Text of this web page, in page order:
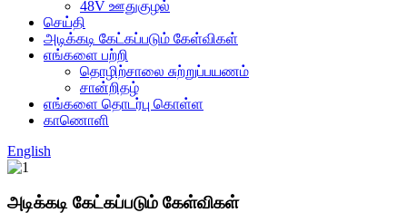
48V ஊதுகுழல்
செய்தி
அடிக்கடி கேட்கப்படும் கேள்விகள்
எங்களை பற்றி
தொழிற்சாலை சுற்றுப்பயணம்
சான்றிதழ்
எங்களை தொடர்பு கொள்ள
காணொளி
English
அடிக்கடி கேட்கப்படும் கேள்விகள்